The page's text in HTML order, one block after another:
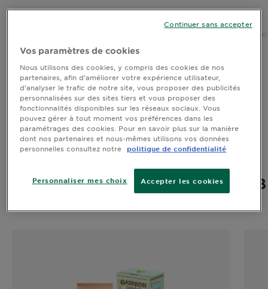
ENGAGEMENTS
Explorer
Au coeur
de
l'ingrédient
Garnier x
Gisele
Bündchen
Notre
Découvrez la nouvelle BB crème soin
perfecteur tout en 1 !
Enrichie en Acide Hyaluronique et en
Aloe Vera, sa nouvelle formule laisse
respirer la peau.
DÉCOUVREZ NOTRE GAMME BB
Vos paramètres de cookies
Nous utilisons des cookies, y compris des cookies de nos
partenaires, afin d’améliorer votre expérience utilisateur,
d’analyser le trafic de notre site, vous proposer des publicités
personnalisées sur des sites tiers et vous proposer des
fonctionnalités disponibles sur les réseaux sociaux. Vous
pouvez gérer à tout moment vos préférences dans les
paramétrages des cookies. Pour en savoir plus sur la manière
dont nos partenaires et nous-mêmes utilisons vos données
personnelles consultez notre
politique de confidentialité
Accepter les cookies
Personnaliser mes choix
Continuer sans accepter